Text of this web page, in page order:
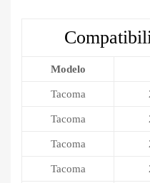
Modelo
Tacoma
Tacoma
Tacoma
Tacoma